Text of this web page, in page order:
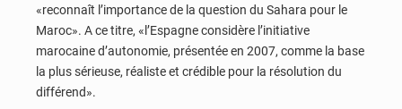
«reconnaît l’importance de la question du Sahara pour le
Maroc». A ce titre, «l’Espagne considère l’initiative
marocaine d’autonomie, présentée en 2007, comme la base
la plus sérieuse, réaliste et crédible pour la résolution du
différend».